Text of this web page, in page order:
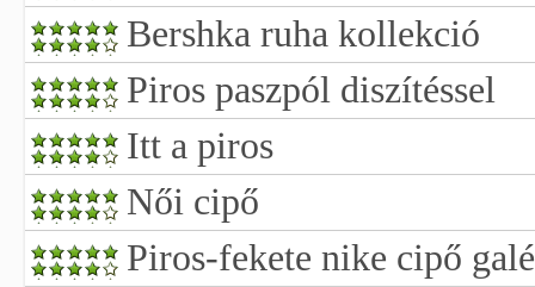
Bershka ruha kollekció
Piros paszpól diszítéssel
Itt a piros
Női cipő
Piros-fekete nike cipő